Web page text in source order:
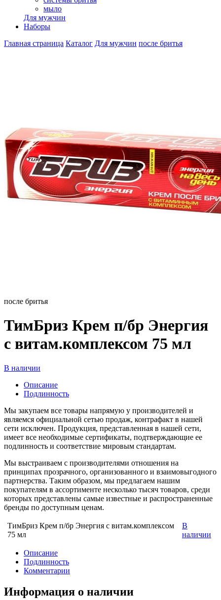
мыло
Для мужчин
Наборы
Главная страница Каталог Для мужчин после бритья
после бритья
ТимБриз Крем п/бр Энергия
с витам.комплексом 75 мл
В наличии
Описание
Подлинность
Мы закупаем все товары напрямую у производителей и
являемся официальной сетью продаж, контрафакт в нашей
сети исключен. Продукция, представленная в нашей сети,
имеет все необходимые сертификаты, подтверждающие ее
подлинность и соответствие мировым стандартам.
Мы выстраиваем с производителями отношения на
принципах прозрачного, организованного и взаимовыгодного
партнерства. Таким образом, мы предлагаем нашим
покупателям в ассортименте несколько тысяч товаров, среди
которых представлены самые известные и распространенные
бренды по доступным ценам.
ТимБриз Крем п/бр Энергия с витам.комплексом
75 мл
В
наличии
Описание
Подлинность
Комментарии
Информация о наличии